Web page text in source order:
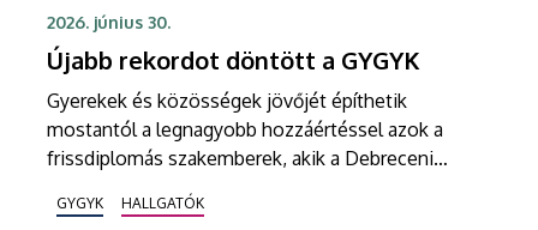
2026. június 30.
Újabb rekordot döntött a GYGYK
Gyerekek és közösségek jövőjét építhetik
mostantól a legnagyobb hozzáértéssel azok a
frissdiplomás szakemberek, akik a Debreceni
Karán szereztek végzettséget. Az újonnan avatott
GYGYK HALLGATÓK